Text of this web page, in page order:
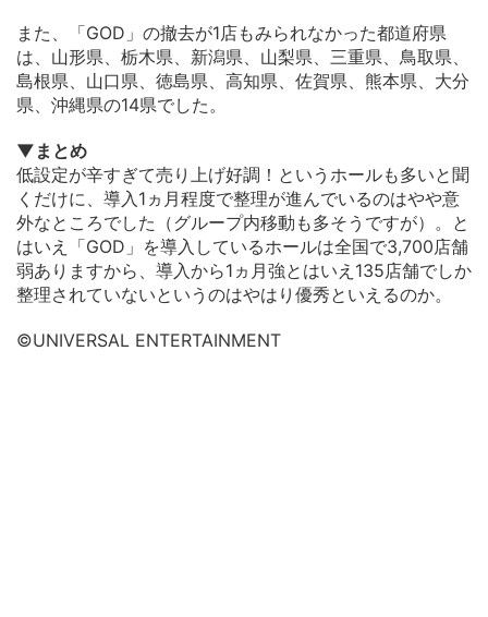
また、「GOD」の撤去が1店もみられなかった都道府県
は、山形県、栃木県、新潟県、山梨県、三重県、鳥取県、
島根県、山口県、徳島県、高知県、佐賀県、熊本県、大分
県、沖縄県の14県でした。
▼まとめ
低設定が辛すぎて売り上げ好調！というホールも多いと聞
くだけに、導入1ヵ月程度で整理が進んでいるのはやや意
外なところでした（グループ内移動も多そうですが）。と
はいえ「GOD」を導入しているホールは全国で3,700店舗
弱ありますから、導入から1ヵ月強とはいえ135店舗でしか
整理されていないというのはやはり優秀といえるのか。
©UNIVERSAL ENTERTAINMENT